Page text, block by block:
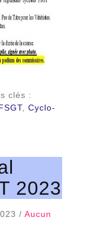
clés :
, Cyclo-
2023
/ Aucun